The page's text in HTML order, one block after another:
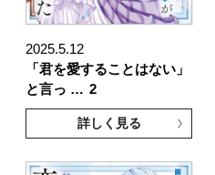
2025.5.12
「君を愛することはない」
と言っ … 2
詳しく見る